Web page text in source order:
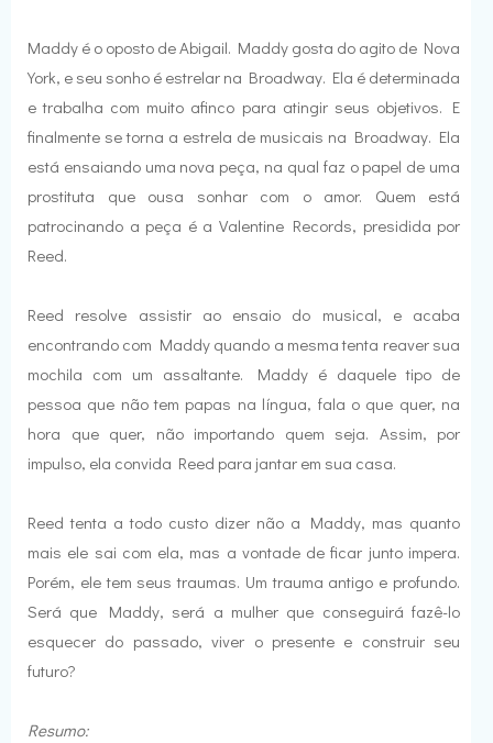
Maddy é o oposto de Abigail. Maddy gosta do agito de Nova
York, e seu sonho é estrelar na Broadway. Ela é determinada
e trabalha com muito afinco para atingir seus objetivos. E
finalmente se torna a estrela de musicais na Broadway. Ela
está ensaiando uma nova peça, na qual faz o papel de uma
prostituta que ousa sonhar com o amor. Quem está
patrocinando a peça é a Valentine Records, presidida por
Reed.
Reed resolve assistir ao ensaio do musical, e acaba
encontrando com Maddy quando a mesma tenta reaver sua
mochila com um assaltante. Maddy é daquele tipo de
pessoa que não tem papas na língua, fala o que quer, na
hora que quer, não importando quem seja. Assim, por
impulso, ela convida Reed para jantar em sua casa.
Reed tenta a todo custo dizer não a Maddy, mas quanto
mais ele sai com ela, mas a vontade de ficar junto impera.
Porém, ele tem seus traumas. Um trauma antigo e profundo.
Será que Maddy, será a mulher que conseguirá fazê-lo
esquecer do passado, viver o presente e construir seu
futuro?
Resumo: